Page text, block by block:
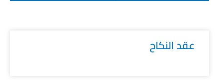
عقد النكاح